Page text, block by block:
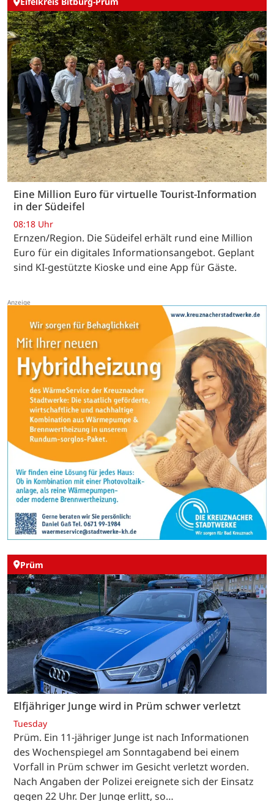
Eine Million Euro für virtuelle Tourist-Information
in der Südeifel
08:18 Uhr
Ernzen/Region. Die Südeifel erhält rund eine Million
Euro für ein digitales Informationsangebot. Geplant
sind KI-gestützte Kioske und eine App für Gäste.
Prüm
Elfjähriger Junge wird in Prüm schwer verletzt
Tuesday
Prüm. Ein 11-jähriger Junge ist nach Informationen
des Wochenspiegel am Sonntagabend bei einem
Vorfall in Prüm schwer im Gesicht verletzt worden.
Nach Angaben der Polizei ereignete sich der Einsatz
gegen 22 Uhr. Der Junge erlitt, so…